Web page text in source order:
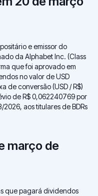
e emissor do
da Alphabet Inc. (Class
que foi aprovado em
no valor de USD
de conversão (USD / R$)
de R$ 0,062240769 por
aos titulares de BDRs
março de
que pagará dividendos